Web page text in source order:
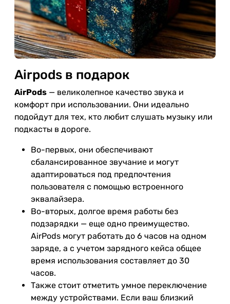
Аirpods в подарок
AirPods — великолепное качество звука и
комфорт при использовании. Они идеально
подойдут для тех, кто любит слушать музыку или
подкасты в дороге.
Во-первых, они обеспечивают
сбалансированное звучание и могут
адаптироваться под предпочтения
пользователя с помощью встроенного
эквалайзера.
Во-вторых, долгое время работы без
подзарядки — еще одно преимущество.
AirPods могут работать до 6 часов на одном
заряде, а с учетом зарядного кейса общее
время использования составляет до 30
часов.
Также стоит отметить умное переключение
между устройствами. Если ваш близкий